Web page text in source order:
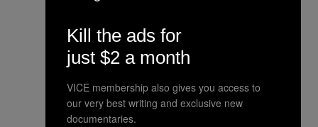
Kill the ads for
just $2 a month
VICE membership also gives you access to
our very best writing and exclusive new
documentaries.